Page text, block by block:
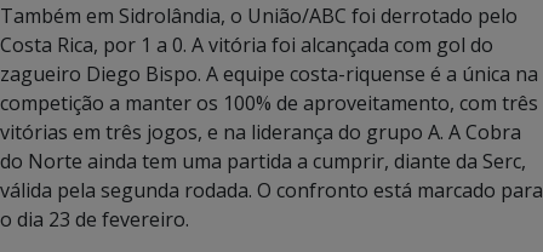
Também em Sidrolândia, o União/ABC foi derrotado pelo
Costa Rica, por 1 a 0. A vitória foi alcançada com gol do
zagueiro Diego Bispo. A equipe costa-riquense é a única na
competição a manter os 100% de aproveitamento, com três
vitórias em três jogos, e na liderança do grupo A. A Cobra
do Norte ainda tem uma partida a cumprir, diante da Serc,
válida pela segunda rodada. O confronto está marcado para
o dia 23 de fevereiro.